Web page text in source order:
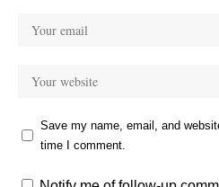
Save my name, email, and
time I comment.